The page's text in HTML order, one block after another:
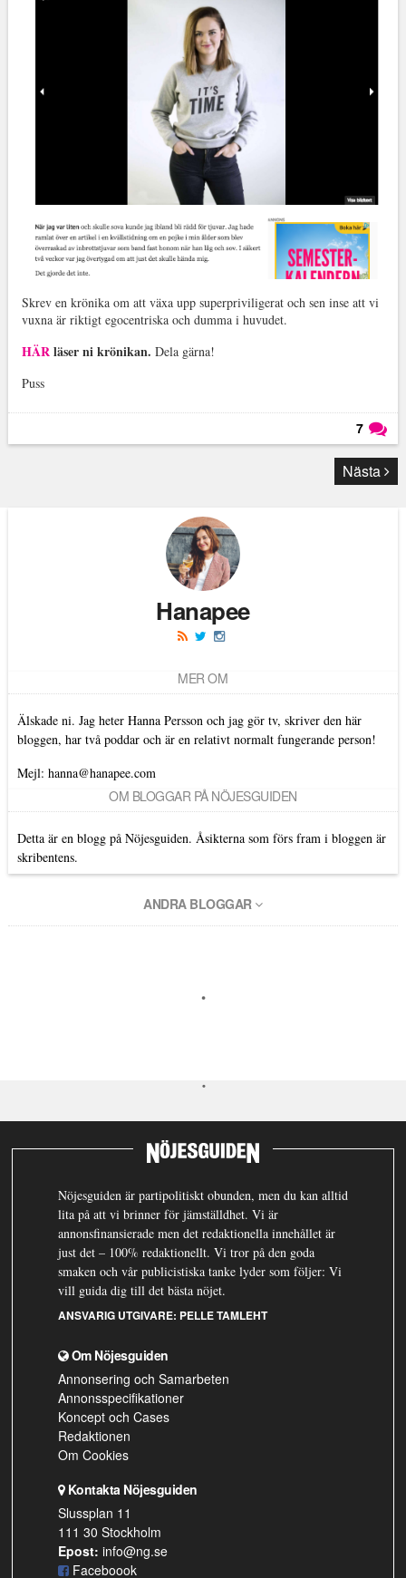
Skrev en krönika om att växa upp superpriviligerat och sen inse att vi
vuxna är riktigt egocentriska och dumma i huvudet.
HÄRläser ni krönikan. Dela gärna!
Puss
7
Läs kommentarer (7)
Nästa
Hanapee
MER OM
Älskade ni. Jag heter Hanna Persson och jag gör tv, skriver den här
bloggen, har två poddar och är en relativt normalt fungerande person!
Mejl: hanna@hanapee.com
OM BLOGGAR PÅ NÖJESGUIDEN
Detta är en blogg på Nöjesguiden. Åsikterna som förs fram i bloggen är
skribentens.
ANDRA BLOGGAR
Nöjesguiden är partipolitiskt obunden, men du kan alltid
lita på att vi brinner för jämställdhet. Vi är
annonsfinansierade men det redaktionella innehållet är
just det – 100% redaktionellt. Vi tror på den goda
smaken och vår publicistiska tanke lyder som följer: Vi
vill guida dig till det bästa nöjet.
ANSVARIG UTGIVARE: PELLE TAMLEHT
Om Nöjesguiden
Annonsering och Samarbeten
Annonsspecifikationer
Koncept och Cases
Redaktionen
Om Cookies
Kontakta Nöjesguiden
Slussplan 11
111 30 Stockholm
Epost: info@ng.se
Faceboook